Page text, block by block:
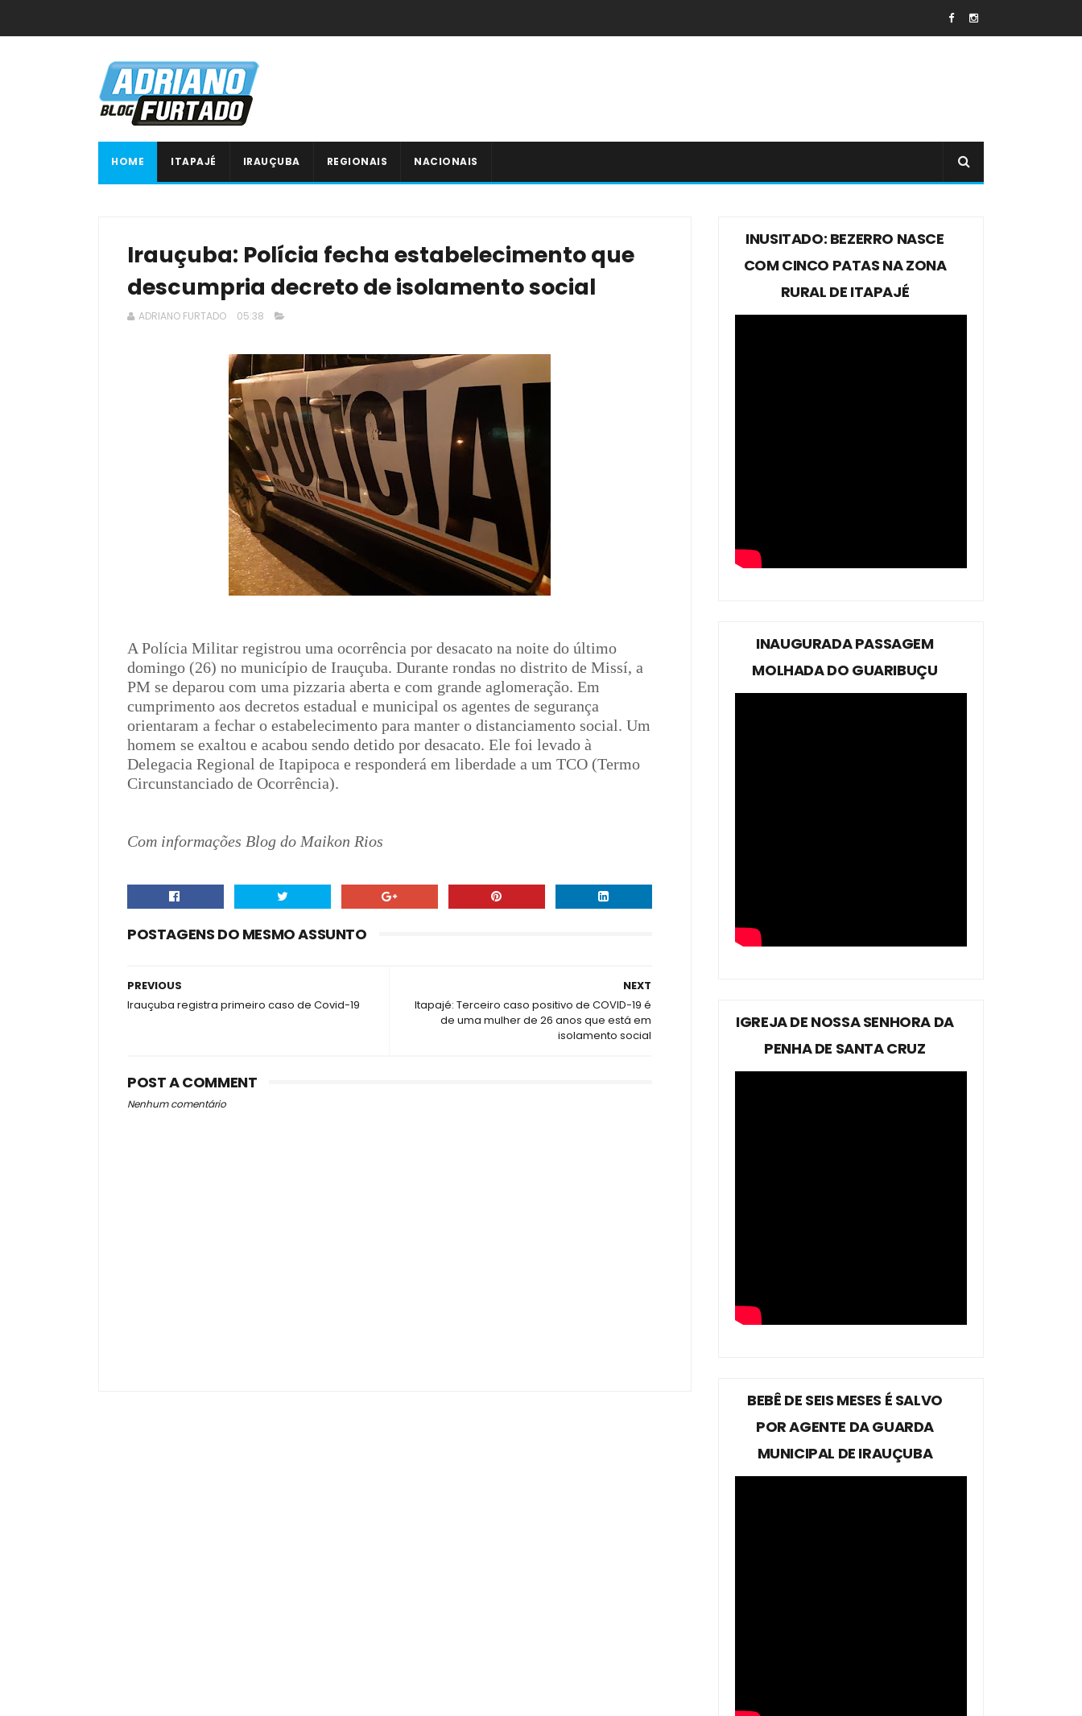
HOME ITAPAJÉ IRAUÇUBA REGIONAIS NACIONAIS
Irauçuba: Polícia fecha estabelecimento que
descumpria decreto de isolamento social
ADRIANO FURTADO 05:38
A Polícia Militar registrou uma ocorrência por desacato na noite do último
domingo (26) no município de Irauçuba. Durante rondas no distrito de Missí, a
PM se deparou com uma pizzaria aberta e com grande aglomeração. Em
cumprimento aos decretos estadual e municipal os agentes de segurança
orientaram a fechar o estabelecimento para manter o distanciamento social. Um
homem se exaltou e acabou sendo detido por desacato. Ele foi levado à
Delegacia Regional de Itapipoca e responderá em liberdade a um TCO (Termo
Circunstanciado de Ocorrência).
Com informações Blog do Maikon Rios
POSTAGENS DO MESMO ASSUNTO
NEXT
Itapajé: Terceiro caso positivo de COVID-19 é
de uma mulher de 26 anos que está em
isolamento social
PREVIOUS
Irauçuba registra primeiro caso de Covid-19
POST A COMMENT
Nenhum comentário
INUSITADO: BEZERRO NASCE
COM CINCO PATAS NA ZONA
RURAL DE ITAPAJÉ
INAUGURADA PASSAGEM
MOLHADA DO GUARIBUÇU
IGREJA DE NOSSA SENHORA DA
PENHA DE SANTA CRUZ
BEBÊ DE SEIS MESES É SALVO
POR AGENTE DA GUARDA
MUNICIPAL DE IRAUÇUBA